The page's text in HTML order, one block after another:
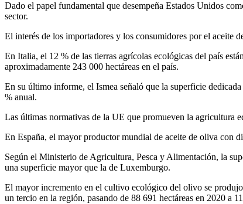
Dado el papel fundamental que desempeña Estados Unidos
sector.
El interés de los importadores y los consumidores por el aceite
En Italia, el 12 % de las tierras agrícolas ecológicas del país
aproximadamente 243 000 hectáreas en el país.
En su último informe, el Ismea señaló que la superficie
% anual.
Las últimas normativas de la UE que promueven la agricultura
En España, el mayor productor mundial de aceite de oliva con
Según el Ministerio de Agricultura, Pesca y Alimentación, la
una superficie mayor que la de Luxemburgo.
El mayor incremento en el cultivo ecológico del olivo se
un tercio en la región, pasando de 88 691 hectáreas en 2020 a